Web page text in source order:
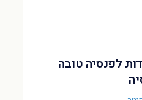
לפנסיה טובה